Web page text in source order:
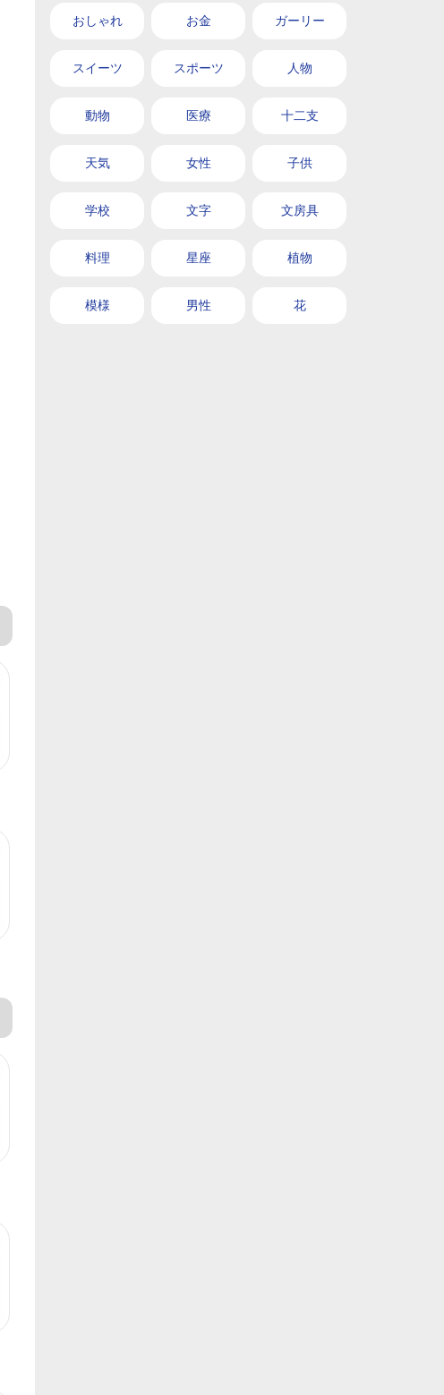
おしゃれ お金 ガーリー
スイーツ スポーツ 人物
動物 医療 十二支
天気 女性 子供
学校 文字 文房具
料理 星座 植物
模様 男性 花